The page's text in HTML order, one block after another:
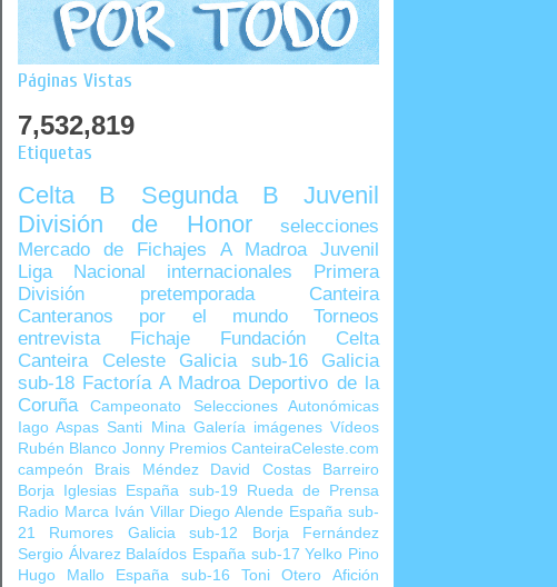
Páginas Vistas
7,532,819
Etiquetas
Celta B Segunda B
Juvenil
División de Honor
selecciones
Mercado de Fichajes
A Madroa
Juvenil
Liga Nacional
internacionales
Primera
División
pretemporada
Canteira
Canteranos por el mundo
Torneos
entrevista
Fichaje
Fundación Celta
Canteira Celeste
Galicia sub-16
Galicia
sub-18 Factoría A Madroa Deportivo de la
Coruña
Campeonato Selecciones Autonómicas
Iago Aspas Santi Mina Galería imágenes Vídeos
Rubén Blanco Jonny Premios CanteiraCeleste.com
campeón
Brais Méndez David Costas
Barreiro
Borja Iglesias
España sub-19
Rueda de Prensa
Radio Marca
Iván Villar Diego Alende España sub-
21
Rumores Galicia sub-12
Borja Fernández
Sergio Álvarez Balaídos España sub-17 Yelko Pino
Hugo Mallo
España sub-16 Toni Otero
Afición